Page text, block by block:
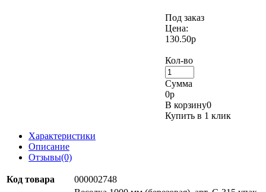
Под заказ
Цена:
130.50р
Кол-во
Сумма
0р
В корзину0
Купить в 1 клик
Характеристики
Описание
Отзывы(0)
Код товара
000002748